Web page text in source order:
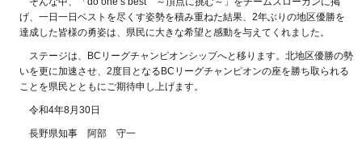
げ、一日一日ベストを尽くす姿勢を積み重ねた結果、2年ぶりの地区優勝を
達成した皆様の勇姿は、県民に大きな希望と感動を与えてくれました。
ステージは、BCリーグチャンピオンシップへと移ります。北地区優勝の勢
いを更に加速させ、2度目となるBCリーグチャンピオンの座を勝ち取られる
ことを県民とともにご期待申し上げます。
令和4年8月30日
長野県知事 阿部 守一